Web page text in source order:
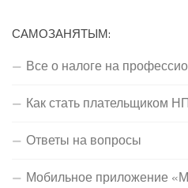
САМОЗАНЯТЫМ:
Все о налоге на
Как стать плательщиком
Ответы на вопросы
Мобильное приложение